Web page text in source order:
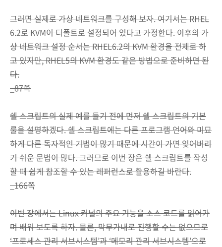
그러면 실제로 가상 네트워크를 구성해 보자. 여기서는 RHEL
6.2로 KVM이 디폴트로 설정되어 있다고 가정한다. 이후의 가
상 네트워크 설정 순서는 RHEL6.2의 KVM 환경을 전제로 하
고 있지만, RHEL5의 KVM 환경도 같은 방법으로 준비하면 된
다.
_87쪽
쉘 스크립트의 실제 예를 들기 전에 먼저 쉘 스크립트의 기본
룰을 설명하겠다. 쉘 스크립트에는 다른 프로그램 언어와 미묘
하게 다른 독자적인 기법이 많기 때문에 시간이 가면 잊어버리
기 쉬운 문법이 많다. 그러므로 이번 장은 쉘 스크립트를 작성
할 때 쉽게 참조할 수 있는 레퍼런스로 활용하길 바란다.
_166쪽
이번 장에서는 Linux 커널의 주요 기능을 소스 코드를 읽어가
며 배워 보도록 하자. 물론, 막무가내로 진행할 수는 없으므로
‘프로세스 관리 서브시스템’과 ‘메모리 관리 서브시스템’으로